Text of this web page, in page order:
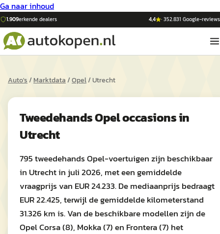
Ga naar inhoud
1.909erkende dealers 4,4 ·352.831 Google-reviews
Auto's/Marktdata/Opel/Utrecht
TweedehandsOpeloccasions in
Utrecht
795 tweedehands Opel-voertuigen zijn beschikbaar
in Utrecht in juli 2026, met een gemiddelde
vraagprijs van EUR 24.233. De mediaanprijs bedraagt
EUR 22.425, terwijl de gemiddelde kilometerstand
31.326 km is. Van de beschikbare modellen zijn de
Opel Corsa (8), Mokka (7) en Frontera (7) het